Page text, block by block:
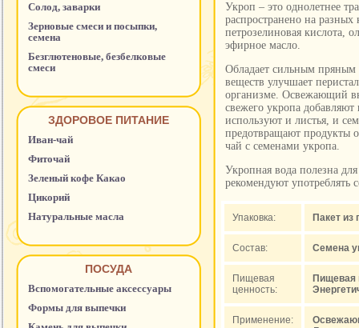
Солод, заварки
Зерновые смеси и посыпки,
семена
Безглютеновые, безбелковые
смеси
ЗДОРОВОЕ ПИТАНИЕ
Иван-чай
Фиточай
Зеленый кофе Какао
Цикорий
Натуральные масла
ПОСУДА
Вспомогательные аксессуары
Формы для выпечки
Укроп – это однолетнее
распространено на
петрозелиновая кислота,
эфирное масло.
Обладает сильным пряным
веществ улучшает
организме. Освежающий
свежего укропа
используют и листья, и
предотвращают продукты
чай с семенами укропа.
Укропная вода полезна
рекомендуют употреблять
Упаковка: Пакет из
Состав: Семена
Пищевая
ценность:
Пищевая
Применение: